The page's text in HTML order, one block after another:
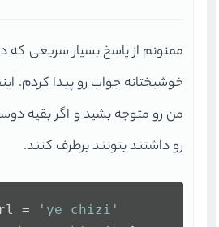
ممنونم از پاسخ بسیار سریعی که
خوشبختانه جواب رو پیدا کردم.
من رو متوجه بشید و اگر بقیه
رو داشتند بتونند برطرف کنند.
=
'ye chizi'